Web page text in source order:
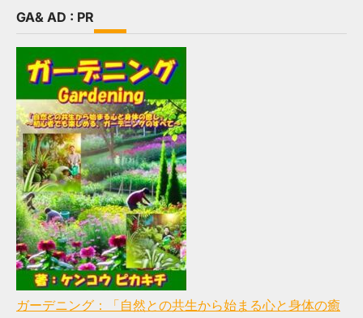
GA& AD : PR
ガーデニング：「自然との共生から始まる心と身体の癒